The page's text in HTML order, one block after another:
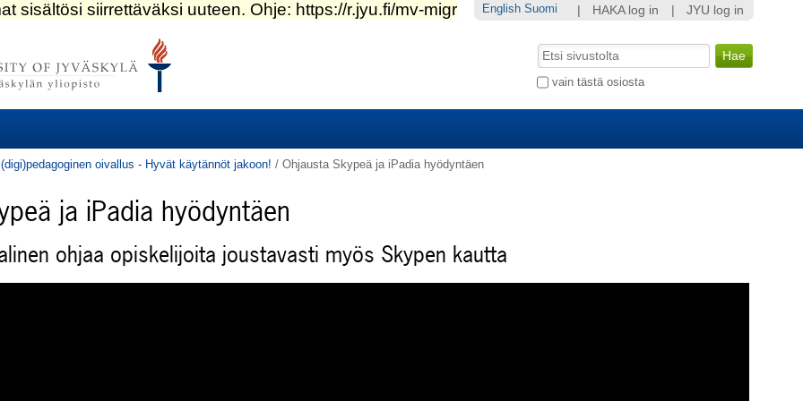
Hae
vain tästä osiosta
Laajennettu
oivallus - Hyvät käytännöt jakoon! /Ohjausta Skypeä ja iPadia hyödyntäen
ja iPadia hyödyntäen
ohjaa opiskelijoita joustavasti myös Skypen kautta
HAKA log in JYU log in
English Suomi